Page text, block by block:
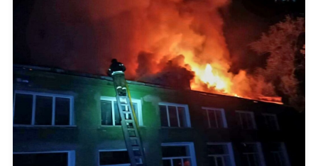
eläinlääkintäviranomaisille. Ruokavirasto kertoi Posi
TV:lle tarkempia tietoja Suomen ensimmäisestä
afrikkalaisen sikaruton tapauksesta sekä
eläintautitietojen vaihdosta […]